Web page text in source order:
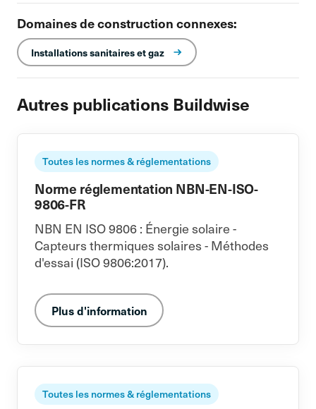
Domaines de construction connexes:
Installations sanitaires et gaz
Autres publications Buildwise
Toutes les normes & réglementations
Norme réglementation NBN-EN-ISO-
9806-FR
NBN EN ISO 9806 : Énergie solaire -
Capteurs thermiques solaires - Méthodes
d'essai (ISO 9806:2017).
Plus d'information
Toutes les normes & réglementations